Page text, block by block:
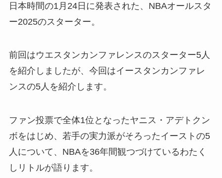
日本時間の1月24日に発表された、NBAオールスタ
ー2025のスターター。
前回はウエスタンカンファレンスのスターター5人
を紹介しましたが、今回はイースタンカンファレ
ンスの5人を紹介します。
ファン投票で全体1位となったヤニス・アデトクン
ボをはじめ、若手の実力派がそろったイーストの5
人について、NBAを36年間観つづけているわたく
しリトルが語ります。